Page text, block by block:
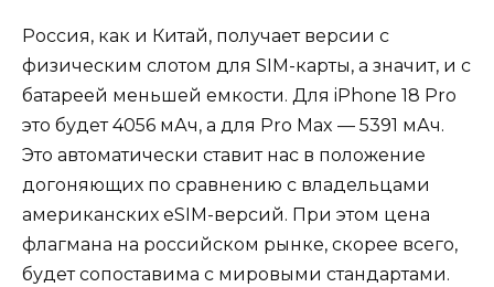
Россия, как и Китай, получает версии с
физическим слотом для SIM-карты, а значит, и с
батареей меньшей емкости. Для iPhone 18 Pro
это будет 4056 мАч, а для Pro Max — 5391 мАч.
Это автоматически ставит нас в положение
догоняющих по сравнению с владельцами
американских eSIM-версий. При этом цена
флагмана на российском рынке, скорее всего,
будет сопоставима с мировыми стандартами.